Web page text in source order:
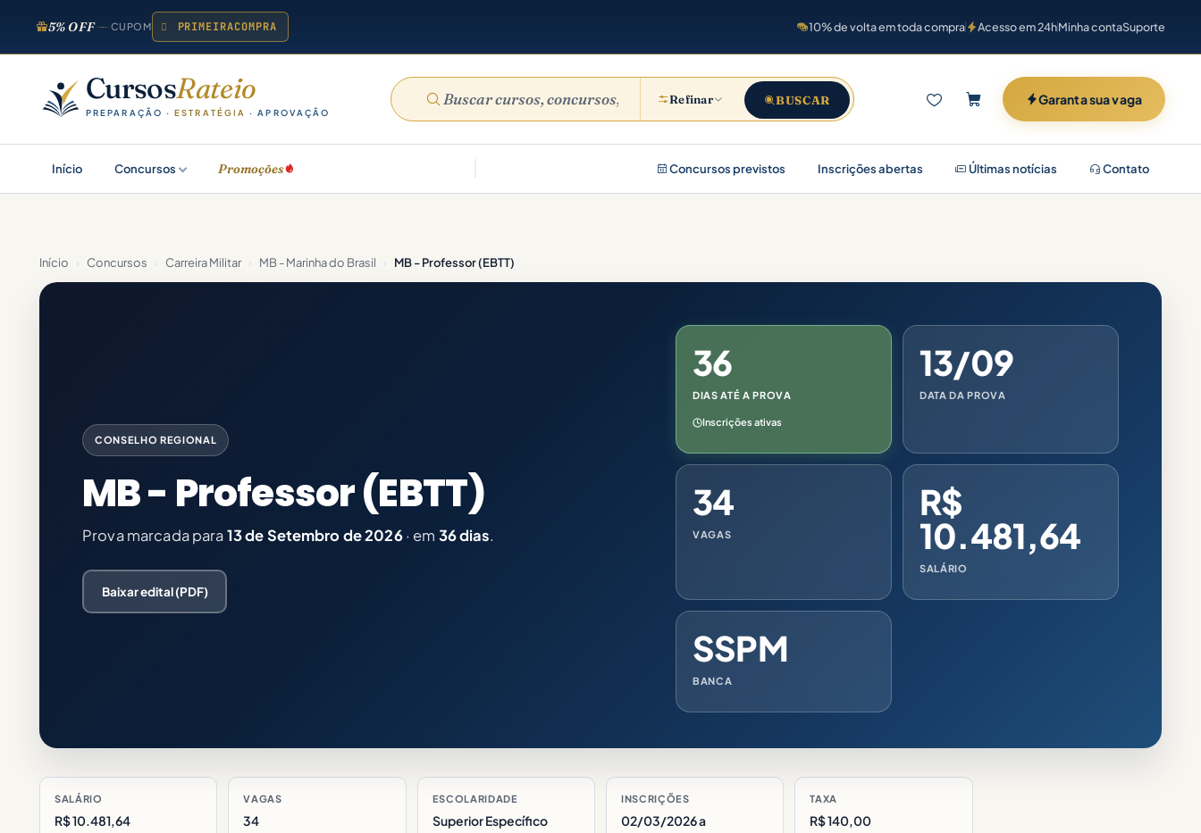
5% OFF CUPOM PRIMEIRACOMPRA 10% de volta em toda compra Acesso em 24hMinha contaSuporte
CursosRateio
PREPARAÇÃO ·ESTRATÉGIA · APROVAÇÃO
Refinar BUSCAR Garanta sua vaga
Início Concursos Promoções Concursos previstos Inscrições abertas Últimas notícias Contato
Início › Concursos › Carreira Militar › MB - Marinha do Brasil › MB - Professor (EBTT)
CONSELHO REGIONAL
MB - Professor (EBTT)
Prova marcada para13 de Setembro de 2026· em 36 dias.
Baixar edital (PDF)
36
DIAS ATÉ A PROVA
Inscrições ativas
13/09
DATA DA PROVA
34
VAGAS
R$
10.481,64
SALÁRIO
SSPM
BANCA
SALÁRIO
R$ 10.481,64
VAGAS
34
ESCOLARIDADE
Superior Específico
INSCRIÇÕES
02/03/2026 a
TAXA
R$ 140,00